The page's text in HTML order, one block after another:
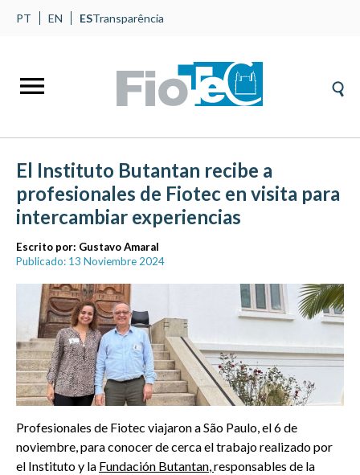
PT EN ESTransparência
El Instituto Butantan recibe a
profesionales de Fiotec en visita para
intercambiar experiencias
Escrito por: Gustavo Amaral
Publicado: 13 Noviembre 2024
Profesionales de Fiotec viajaron a São Paulo, el 6 de
noviembre, para conocer de cerca el trabajo realizado por
el Instituto y la Fundación Butantan,responsables de la